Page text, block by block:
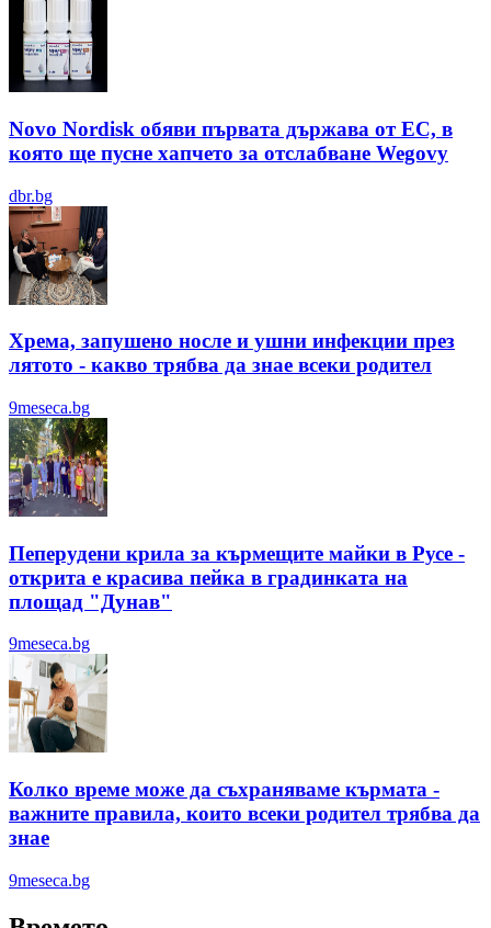
Novo Nordisk обяви първата държава от ЕС, в
която ще пусне хапчето за отслабване Wegovy
dbr.bg
Хрема, запушено носле и ушни инфекции през
лятотo - какво трябва да знае всеки родител
9meseca.bg
Пеперудени крила за кърмещите майки в Русе -
открита е красива пейка в градинката на
площад "Дунав"
9meseca.bg
Колко време може да съхраняваме кърмата -
важните правила, които всеки родител трябва да
знае
9meseca.bg